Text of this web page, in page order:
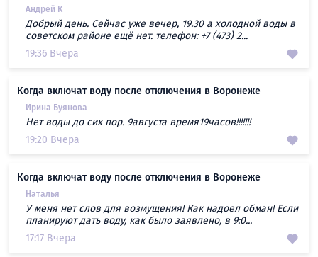
Андрей К
Добрый день. Сейчас уже вечер, 19.30 а холодной воды в
советском районе ещё нет. телефон: +7 (473) 2...
19:36 Вчера
Когда включат воду после отключения в Воронеже
Ирина Буянова
Нет воды до сих пор. 9августа время19часов!!!!!!!
19:20 Вчера
Когда включат воду после отключения в Воронеже
Наталья
У меня нет слов для возмущения! Как надоел обман! Если
планируют дать воду, как было заявлено, в 9:0...
17:17 Вчера